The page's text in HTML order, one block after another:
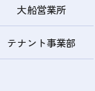
大船営業所
テナント事業部